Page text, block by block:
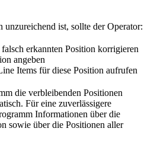
unzureichend ist, sollte der Operator:
erkannten Position korrigieren
angeben
Items für diese Position aufrufen
die verbleibenden Positionen
Für eine zuverlässigere
Informationen über die
sowie über die Positionen aller